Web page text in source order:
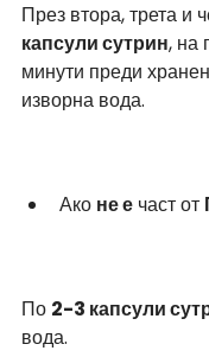
През втора, трета и
капсули сутрин, на
минути преди
изворна вода.
Ако не е част от
По 2-3 капсули
вода.